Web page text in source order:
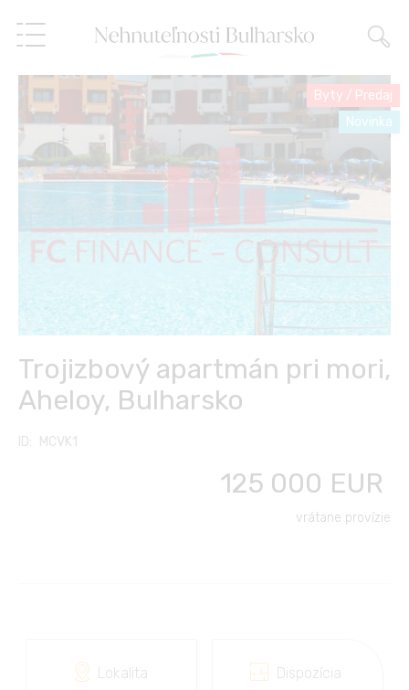
Nehnuteľnosti
Služby
Realitné služby
finančné poradenstvo
Správa nehnuteľností
Ďalšie služby
FC FINANCE-CONSULT
O nás
Blog
SK
Kontakt
Byty / Predaj
Novinka
Trojizbový apartmán pri mori,
Aheloy, Bulharsko
MCVK1
125 000 EUR
vrátane provízie
Lokalita Dispozícia